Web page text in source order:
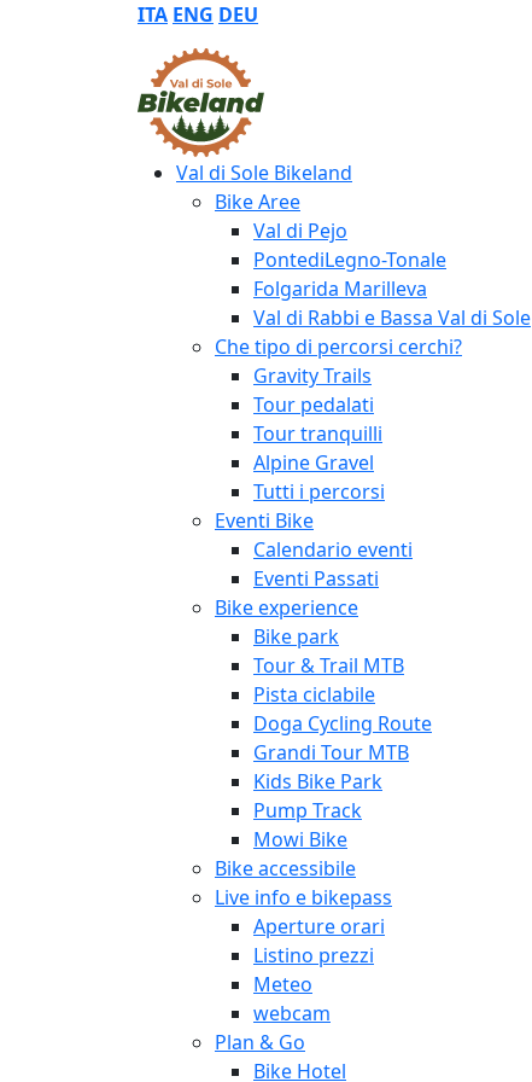
ITA ENG DEU
Val di Sole Bikeland
Bike Aree
Val di Pejo
PontediLegno-Tonale
Folgarida Marilleva
Val di Rabbi e Bassa Val di Sole
Che tipo di percorsi cerchi?
Gravity Trails
Tour pedalati
Tour tranquilli
Alpine Gravel
Tutti i percorsi
Eventi Bike
Calendario eventi
Eventi Passati
Bike experience
Bike park
Tour & Trail MTB
Pista ciclabile
Doga Cycling Route
Grandi Tour MTB
Kids Bike Park
Pump Track
Mowi Bike
Bike accessibile
Live info e bikepass
Aperture orari
Listino prezzi
Meteo
webcam
Plan & Go
Bike Hotel